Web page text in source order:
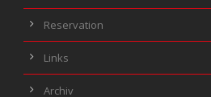
Reservation
Links
Archiv